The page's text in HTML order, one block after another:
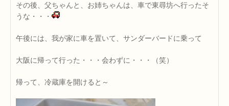
その後、父ちゃんと、お姉ちゃんは、車で東尋坊へ行ったそ
うな・・・
午後には、我が家に車を置いて、サンダーバードに乗って
大阪に帰って行った・・・会わずに・・・（笑）
帰って、冷蔵庫を開けると～